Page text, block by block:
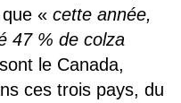
« cette année,
47 % de colza
le Canada,
ces trois pays, du